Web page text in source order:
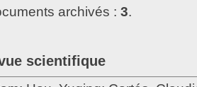
archivés : 3.
scientifique